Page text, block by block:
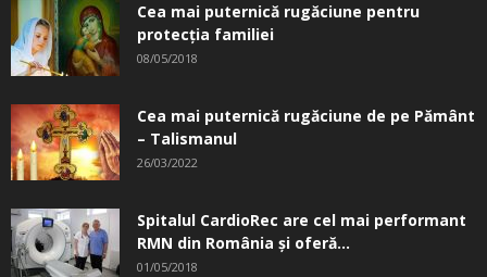
Cea mai puternică rugăciune pentru
protecția familiei
08/05/2018
Cea mai puternică rugăciune de pe Pământ
– Talismanul
26/03/2022
Spitalul CardioRec are cel mai performant
RMN din România și oferă...
01/05/2018